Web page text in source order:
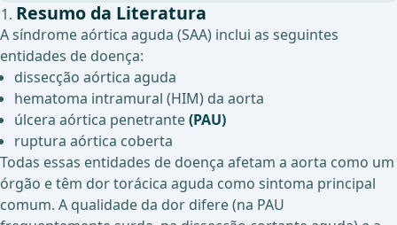
Resumo da Literatura
A síndrome aórtica aguda (SAA) inclui as seguintes
entidades de doença:
dissecção aórtica aguda
hematoma intramural (HIM) da aorta
úlcera aórtica penetrante(PAU)
ruptura aórtica coberta
Todas essas entidades de doença afetam a aorta como um
órgão e têm dor torácica aguda como sintoma principal
comum. A qualidade da dor difere (na PAU